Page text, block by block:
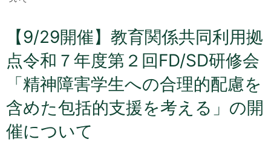
【9/29開催】教育関係共同利用拠
点令和７年度第２回FD/SD研修会
「精神障害学生への合理的配慮を
含めた包括的支援を考える」の開
催について